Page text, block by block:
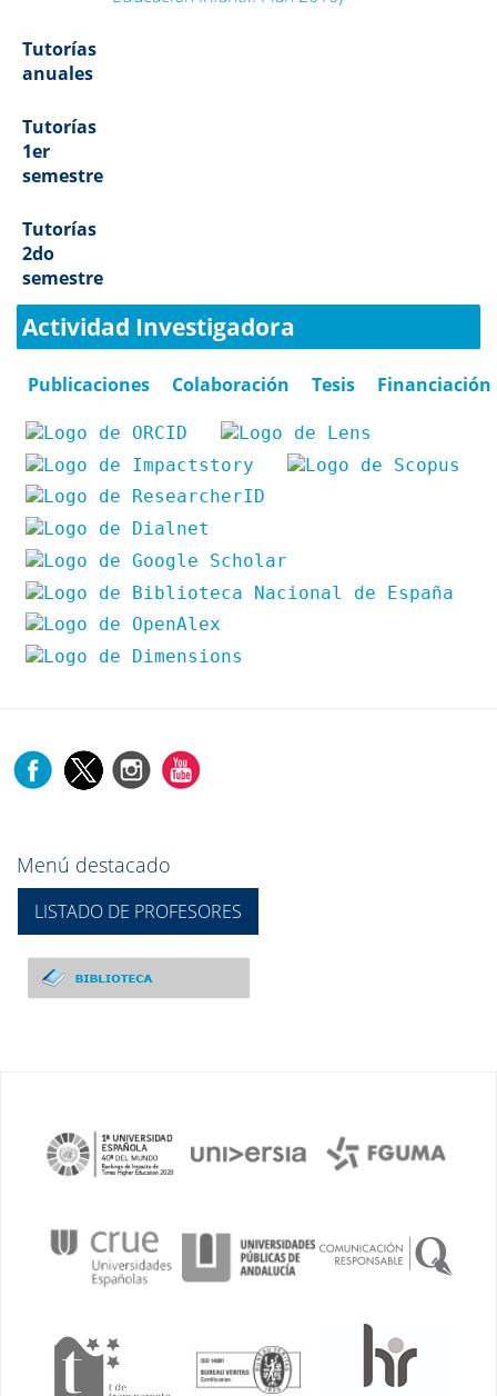
Tutorías
anuales
Tutorías
1er
semestre
Tutorías
2do
semestre
Actividad Investigadora
Publicaciones Colaboración Tesis Financiación
Menú destacado
LISTADO DE PROFESORES